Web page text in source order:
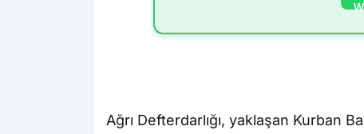
Ağrı Defterdarlığı, yaklaşan Kurban